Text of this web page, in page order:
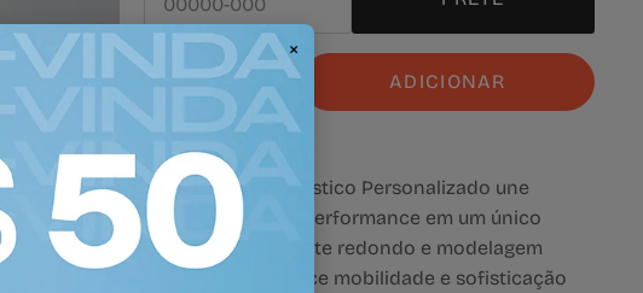
ADICIONAR
Sobre a peça
O Top Nadador Elástico Personalizado une
conforto, estilo e performance em um único
modelo. Com decote redondo e modelagem
nadador, ele oferece mobilidade e sofisticação
×